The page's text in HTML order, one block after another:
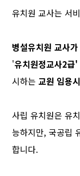
유치원 교사는 서
병설유치원 교사
'유치원정교사2급'
시하는 교원 임용
사립 유치원은 유
능하지만, 국공립
합니다.